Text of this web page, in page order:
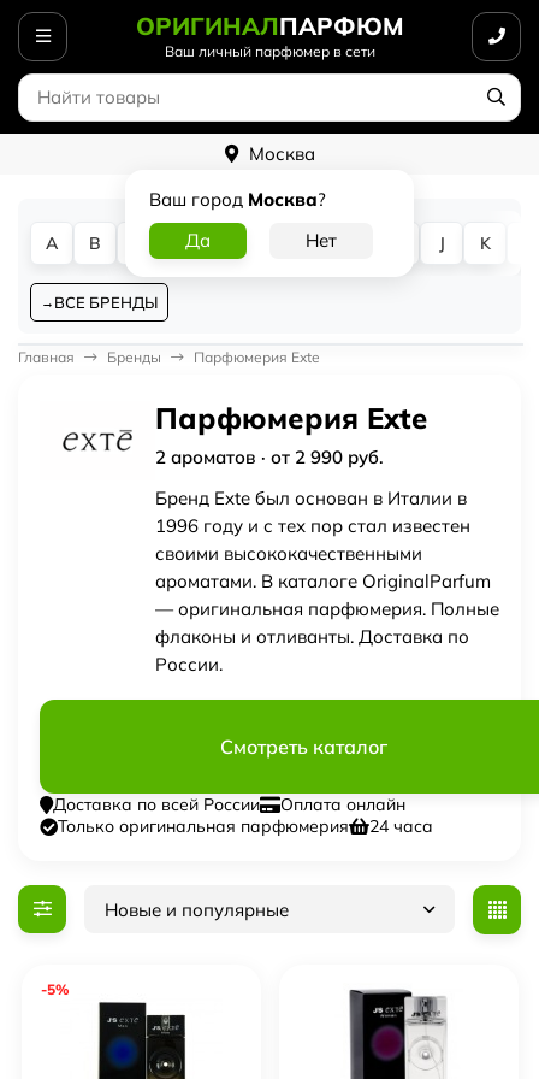
ОРИГИНАЛПАРФЮМ
Ваш личный парфюмер в сети
Москва
Ваш город Москва?
A B D G J K
ВСЕ БРЕНДЫ
Главная Бренды Парфюмерия Exte
Парфюмерия Exte
2 ароматов · от 2 990 руб.
Бренд Exte был основан в Италии в
1996 году и с тех пор стал известен
своими высококачественными
ароматами. В каталоге OriginalParfum
— оригинальная парфюмерия. Полные
флаконы и отливанты. Доставка по
России.
Смотреть каталог
Доставка по всей России
Оплата онлайн
Только оригинальная парфюмерия
24 часа
Новые и популярные
-5%